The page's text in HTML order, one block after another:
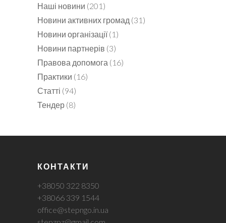
Наші новини (201)
Новини активних громад (31)
Новини організації(1)
Новини партнерів (3)
Правова допомога (16)
Практики (16)
Статті (94)
Тендер (8)
КОНТАКТИ
+38050 322 8350
+38066 339 1544
office@stepngo.in.ua